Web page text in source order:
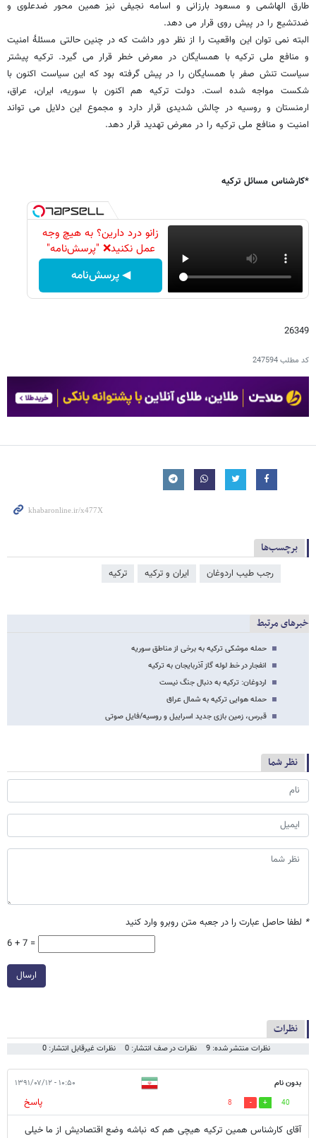
طارق الهاشمی و مسعود بارزانی و اسامه نجیفی نیز همین محور ضدعلوی و
ضدتشیع را در پیش روی قرار می دهد.
البته نمی توان این واقعیت را از نظر دور داشت که در چنین حالتی مسئلۀ امنیت
و منافع ملی ترکیه با همسایگان در معرض خطر قرار می گیرد. ترکیه پیشتر
سیاست تنش صفر با همسایگان را در پیش گرفته بود که این سیاست اکنون با
شکست مواجه شده است. دولت ترکیه هم اکنون با سوریه، ایران، عراق،
ارمنستان و روسیه در چالش شدیدی قرار دارد و مجموع این دلایل می تواند
امنیت و منافع ملی ترکیه را در معرض تهدید قرار دهد.
*کارشناس مسائل ترکیه
زانو درد دارین؟ به هیچ وجه
عمل نکنید❌ "پرسش‌نامه"
◀ پرسش‌نامه
26349
کد مطلب247594
برچسب‌ها
رجب طیب اردوغان ایران و ترکیه ترکیه
خبرهای مرتبط
حمله موشکی ترکیه به برخی از مناطق سوریه
انفجار در خط لوله گاز آذربایجان به ترکیه
اردوغان: ترکیه به دنبال جنگ نیست
حمله هوایی ترکیه به شمال عراق
قبرس، زمین بازی جدید اسراییل و روسیه/فایل صوتی
نظر شما
* لطفا حاصل عبارت را در جعبه متن روبرو وارد کنید
6 + 7 =
ارسال
نظرات
نظرات منتشر شده: 9 نظرات در صف انتشار: 0 نظرات غیرقابل انتشار: 0
بدون نام ۱۰:۵۰ - ۱۳۹۱/۰۷/۱۲
40
8
پاسخ
آقای کارشناس همین ترکیه هیچی هم که نباشه وضع اقتصادیش از ما خیلی